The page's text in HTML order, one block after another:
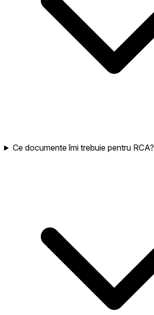
Ce documente îmi trebuie pentru RCA?